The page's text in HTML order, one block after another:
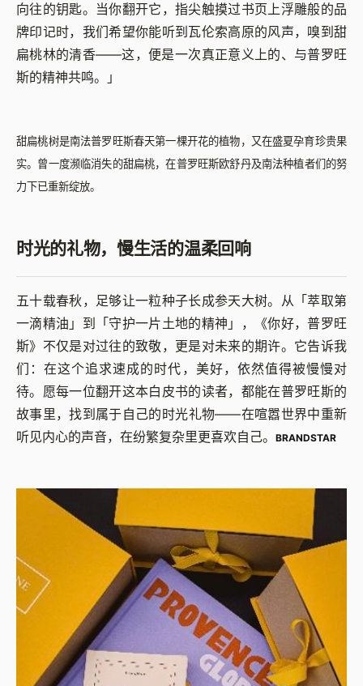
向往的钥匙。当你翻开它，指尖触摸过书页上浮雕般的品
牌印记时，我们希望你能听到瓦伦索高原的风声，嗅到甜
扁桃林的清香——这，便是一次真正意义上的、与普罗旺
斯的精神共鸣。」
甜扁桃树是南法普罗旺斯春天第一棵开花的植物，又在盛夏孕育珍贵果
实。 曾一度濒临消失的甜扁桃，在普罗旺斯欧舒丹及南法种植者们的努
力下已重新绽放。
时光的礼物，慢生活的温柔回响
五十载春秋，足够让一粒种子长成参天大树。从「萃取第
一滴精油」到「守护一片土地的精神」，《你好，普罗旺
斯》不仅是对过往的致敬，更是对未来的期许。它告诉我
们：在这个追求速成的时代，美好，依然值得被慢慢对
待。愿每一位翻开这本白皮书的读者，都能在普罗旺斯的
故事里，找到属于自己的时光礼物——在喧嚣世界中重新
听见内心的声音，在纷繁复杂里更喜欢自己。
BRANDSTAR